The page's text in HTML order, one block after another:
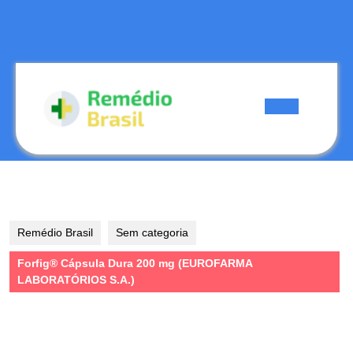
Remédio Brasil Sem categoria
Forfig® Cápsula Dura 200 mg (EUROFARMA
LABORATÓRIOS S.A.)